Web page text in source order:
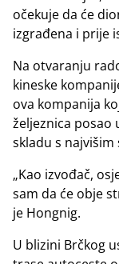
očekuje da će
izgrađena i prije
Na otvaranju
kineske
ova kompanija
željeznica posao
skladu s
„Kao izvođač,
sam da će obje
je Hongnig.
U blizini Brčkog